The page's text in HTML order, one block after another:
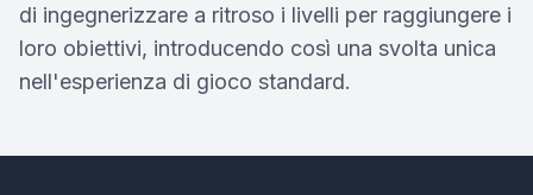
di ingegnerizzare a ritroso i livelli per raggiungere i
loro obiettivi, introducendo così una svolta unica
nell'esperienza di gioco standard.